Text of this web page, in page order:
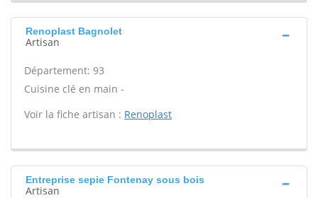
Renoplast Bagnolet
Artisan
Département: 93
Cuisine clé en main -
Voir la fiche artisan : Renoplast
Entreprise sepie Fontenay sous bois
Artisan